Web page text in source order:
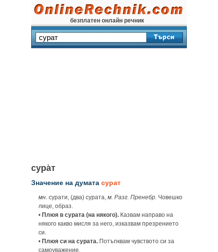
безплатен онлайн речник
сура̀т
Значение на думата сурат
мн. сурати, (два) сурата, м. Разг. Пренебр. Човешко
лице, образ.
• Плюя в сурата (на някого). Казвам направо на
някого какво мисля за него, изказвам презрението
си.
• Плюя си на сурата. Потъпквам чувството си за
самоуважение.